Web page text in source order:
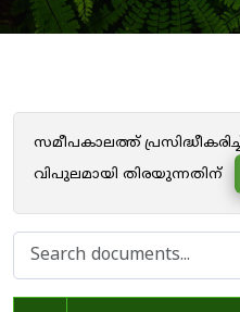
സമീപകാലത്ത്
വിപുലമായി തിരയുന്നതിന്